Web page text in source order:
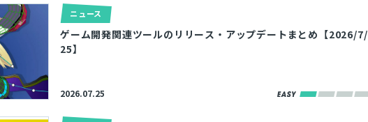
ニュース
ゲーム開発関連ツールのリリース・アップデートまとめ【2026/7/
25】
2026.07.25